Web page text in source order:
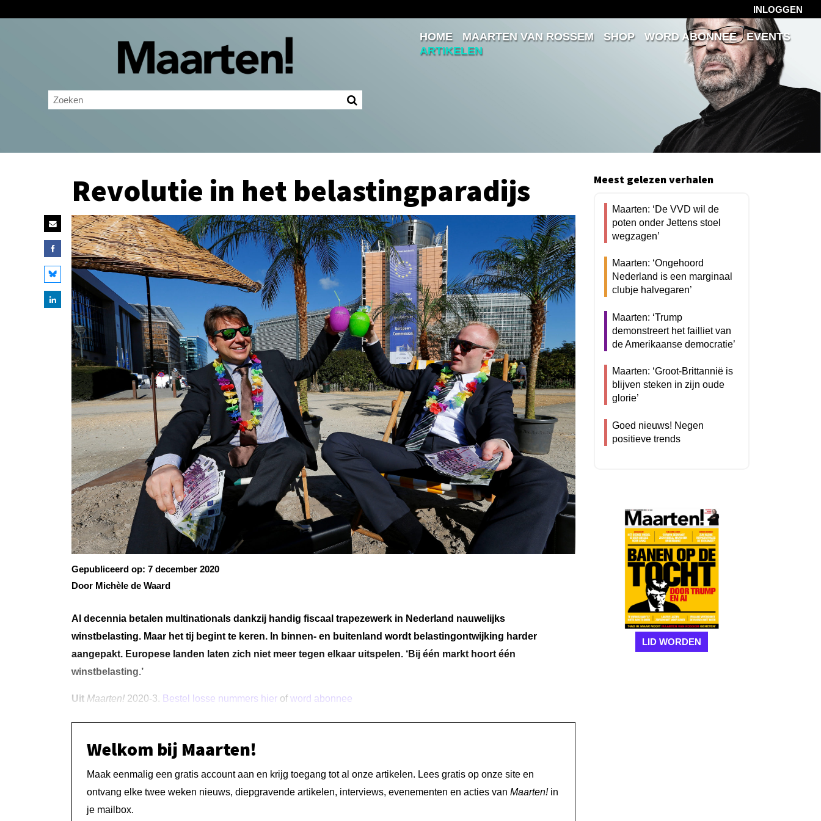
INLOGGEN
Inloggen
Ingelogd blijven
HOME MAARTEN VAN ROSSEM SHOP WORD ABONNEE
EVENTS
ARTIKELEN
Revolutie in het belastingparadijs
Gepubliceerd op: 7 december 2020
Door Michèle de Waard
Al decennia betalen multinationals dankzij handig fiscaal trapezewerk in Nederland nauwelijks
winstbelasting. Maar het tij begint te keren. In binnen- en buitenland wordt belastingontwijking harder
aangepakt. Europese landen laten zich niet meer tegen elkaar uitspelen. ‘Bij één markt hoort één
winstbelasting.’
Uit Maarten! 2020-3. Bestel losse nummers hier of word abonnee
Welkom bij Maarten!
Maak eenmalig een gratis account aan en krijg toegang tot al onze artikelen. Lees gratis op onze site en
ontvang elke twee weken nieuws, diepgravende artikelen, interviews, evenementen en acties van Maarten!in
je mailbox.
Meest gelezen verhalen
Maarten: ‘De VVD wil de
poten onder Jettens stoel
wegzagen’
Maarten: ‘Ongehoord
Nederland is een marginaal
clubje halvegaren’
Maarten: ‘Trump
demonstreert het failliet van
de Amerikaanse democratie’
Maarten: ‘Groot-Brittannië is
blijven steken in zijn oude
glorie’
Goed nieuws! Negen
positieve trends
LID WORDEN